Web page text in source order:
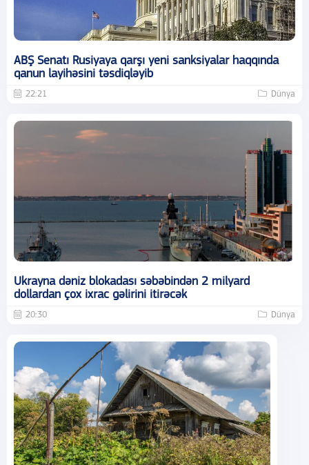
ABŞ Senatı Rusiyaya qarşı yeni sanksiyalar haqqında
qanun layihəsini təsdiqləyib
22:21 Dünya
Ukrayna dəniz blokadası səbəbindən 2 milyard
dollardan çox ixrac gəlirini itirəcək
20:30 Dünya